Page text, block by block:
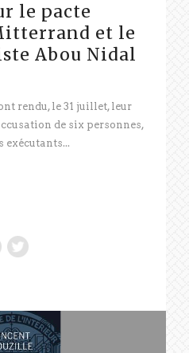
le pacte
et le
Abou Nidal
rendu, le 31 juillet, leur
de six personnes,
exécutants...